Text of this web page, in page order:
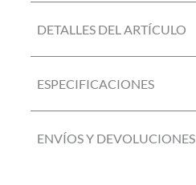
DETALLES DEL ARTÍCULO
ESPECIFICACIONES
ENVÍOS Y DEVOLUCIONES